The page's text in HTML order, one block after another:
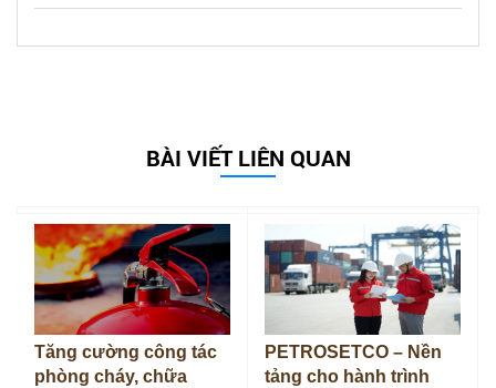
BÀI VIẾT LIÊN QUAN
Tăng cường công tác
phòng cháy, chữa
PETROSETCO – Nền
tảng cho hành trình